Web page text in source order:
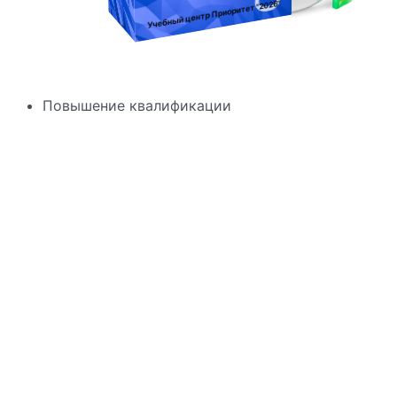
Учебный центр Приоритет"2026"
Повышение квалификации